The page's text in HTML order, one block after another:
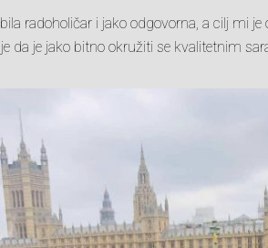
radoholičar i jako odgovorna, a cilj mi
da je jako bitno okružiti se kvalitetnim